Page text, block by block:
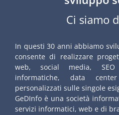
Ci siamo
In questi 30 anni abbiamo
consente di realizzare
web, social media,
informatiche, data
personalizzati sulle singole
GeDInfo è una società
servizi informatici, web e di